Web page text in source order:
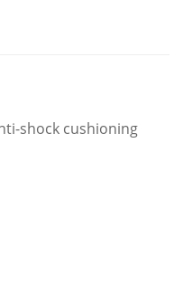
shock cushioning